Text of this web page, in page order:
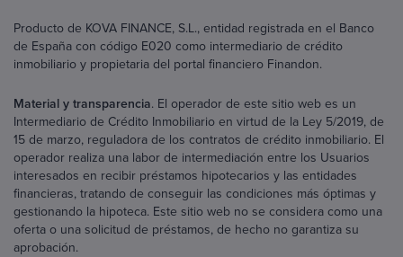
Producto de KOVA FINANCE, S.L., entidad registrada en el Banco
de España con código E020 como intermediario de crédito
inmobiliario y propietaria del portal financiero Finandon.
Material y transparencia. El operador de este sitio web es un
Intermediario de Crédito Inmobiliario en virtud de la Ley 5/2019, de
15 de marzo, reguladora de los contratos de crédito inmobiliario. El
operador realiza una labor de intermediación entre los Usuarios
interesados en recibir préstamos hipotecarios y las entidades
financieras, tratando de conseguir las condiciones más óptimas y
gestionando la hipoteca. Este sitio web no se considera como una
oferta o una solicitud de préstamos, de hecho no garantiza su
aprobación.